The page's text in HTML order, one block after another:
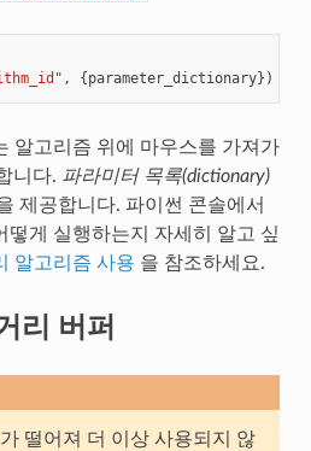
, {parameter_dictionary})
알고리즘 위에 마우스를 가져가
니다. 파라미터 목록(dictionary)
제공합니다. 파이썬 콘솔에서
떻게 실행하는지 자세히 알고 싶
알고리즘 사용 을 참조하세요.
리 버퍼
떨어져 더 이상 사용되지 않